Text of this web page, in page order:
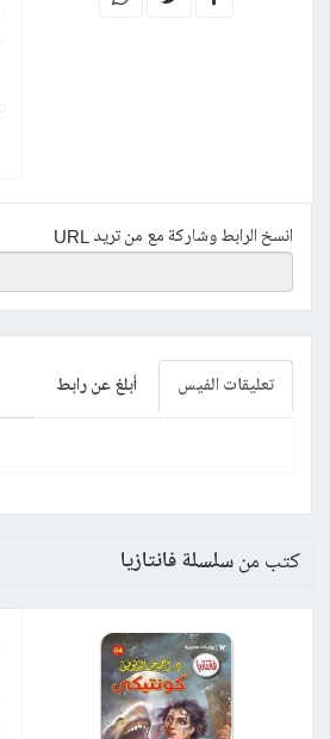
انسخ الرابط وشاركة مع من تريد URL
تعليقات الفيس أبلغ عن رابط
كتب من سلسلة فانتازيا